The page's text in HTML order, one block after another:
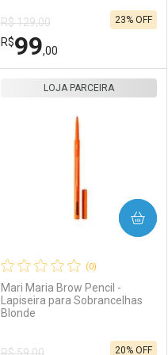
Comprar sem Desconto
Por R$ 92,00/cada
Comprar sem Desconto
Por R$ 92,00/cada
R$ 129,00
R$99,00
23% OFF
Laboratório
Por Menos
(0)
Mari Maria Brow Pencil -
Lapiseira para Sobrancelhas
Blonde
LOJA PARCEIRA
R$ 59,00
20% OFF
COMPRAR